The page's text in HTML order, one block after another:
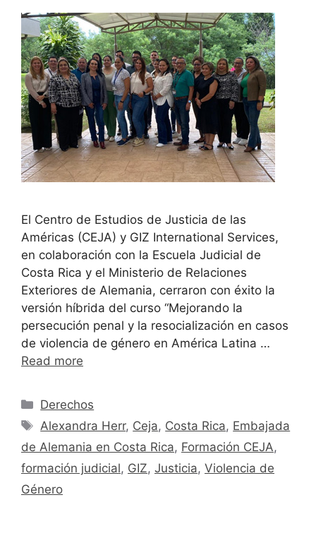
El Centro de Estudios de Justicia de las
Américas (CEJA) y GIZ International Services,
en colaboración con la Escuela Judicial de
Costa Rica y el Ministerio de Relaciones
Exteriores de Alemania, cerraron con éxito la
versión híbrida del curso “Mejorando la
persecución penal y la resocialización en casos
de violencia de género en América Latina …
Read more
Derechos
Alexandra Herr, Ceja, Costa Rica, Embajada
de Alemania en Costa Rica, Formación CEJA,
formación judicial, GIZ, Justicia, Violencia de
Género